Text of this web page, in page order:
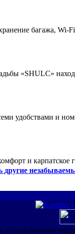
багажа, Wi-
«SHULC»
удобствами и
и карпатское
другие
использовании